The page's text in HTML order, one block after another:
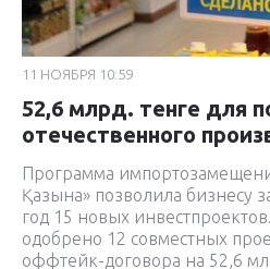
11 НОЯБРЯ 10:59
52,6 млрд. тенге для
отечественного
Программа
Қазына» позволила бизнесу
год 15 новых
одобрено 12 совместных
оффтейк-договора на 52,6